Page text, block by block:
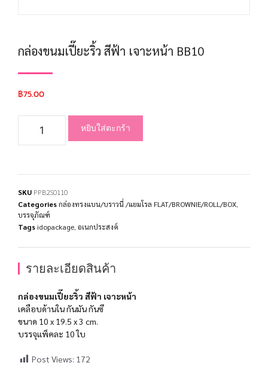
กล่องขนมเปี๊ยะริ้ว สีฟ้า เจาะหน้า BB10
฿75.00
หยิบใส่ตะกร้า
SKU PPB2S0110
Categoriesกล่องทรงแบน/บราวนี่ /แยมโรล FLAT/BROWNIE/ROLL/BOX
บรรจุภัณฑ์
Tags idopackage อเนกประสงค์
รายละเอียดสินค้า
กล่องขนมเปี๊ยะริ้ว สีฟ้า เจาะหน้า
เคลือบด้านใน กันมัน กันซึ
ขนาด 10 x 19.5 x 3 cm.
บรรจุแพ็คละ 10 ใบ
Post Views: 172